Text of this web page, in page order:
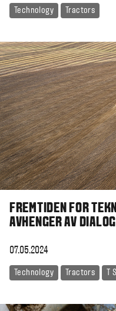
Technology Tractors
FREMTIDEN FOR
AVHENGER AV
07.05.2024
Technology Tractors